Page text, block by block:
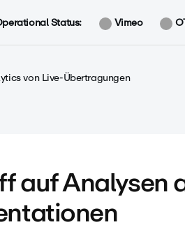
Status: Vimeo
von Live-Übertragungen
auf Analysen